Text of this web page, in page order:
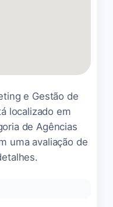
muito e
horizontes a
e
certeza indico
interessam.
e Gestão de
localizado em
de Agências
uma avaliação de